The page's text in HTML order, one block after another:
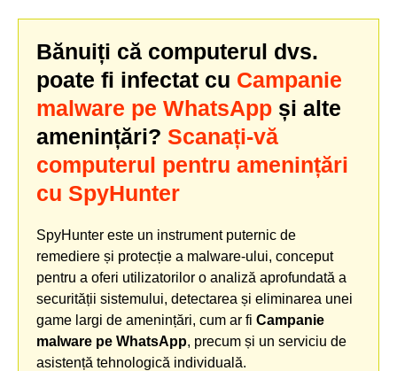
Bănuiți că computerul dvs.
poate fi infectat cu Campanie
malware pe WhatsApp și alte
amenințări? Scanați-vă
computerul pentru amenințări
cu SpyHunter
SpyHunter este un instrument puternic de
remediere și protecție a malware-ului, conceput
pentru a oferi utilizatorilor o analiză aprofundată a
securității sistemului, detectarea și eliminarea unei
game largi de amenințări, cum ar fi Campanie
malware pe WhatsApp, precum și un serviciu de
asistență tehnologică individuală.